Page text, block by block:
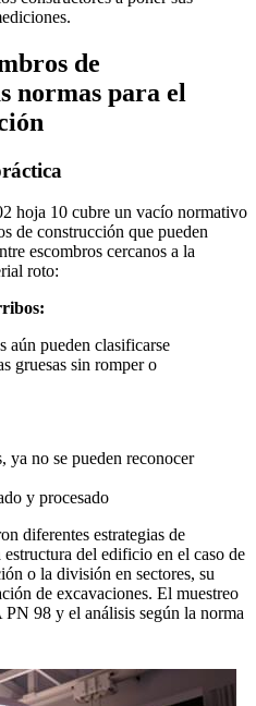
de
normas para el
hoja 10 cubre un vacío normativo
de construcción que pueden
escombros cercanos a la
roto:
aún pueden clasificarse
gruesas sin romper o
ya no se pueden reconocer
y procesado
diferentes estrategias de
del edificio en el caso de
o la división en sectores, su
de excavaciones. El muestreo
98 y el análisis según la norma